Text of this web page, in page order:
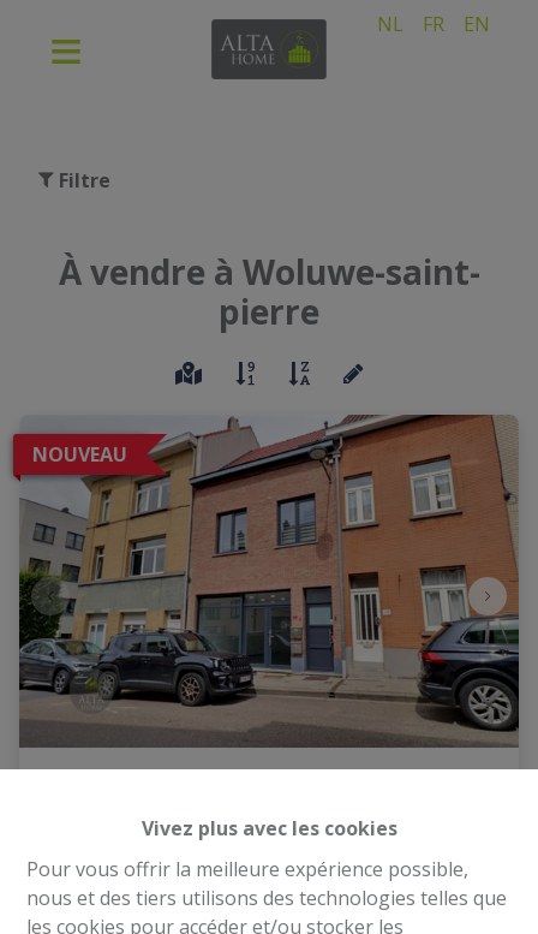
Vivez plus avec les cookies
Pour vous offrir la meilleure expérience possible,
nous et des tiers utilisons des technologies telles que
les cookies pour accéder et/ou stocker les
NL FR EN
Filtre
À vendre à Woluwe-saint-
pierre
NOUVEAU
- 1150 Woluwe
Rue François Desmedt 6, 1150 Woluwe-Saint-
Pierre | Ref 2498